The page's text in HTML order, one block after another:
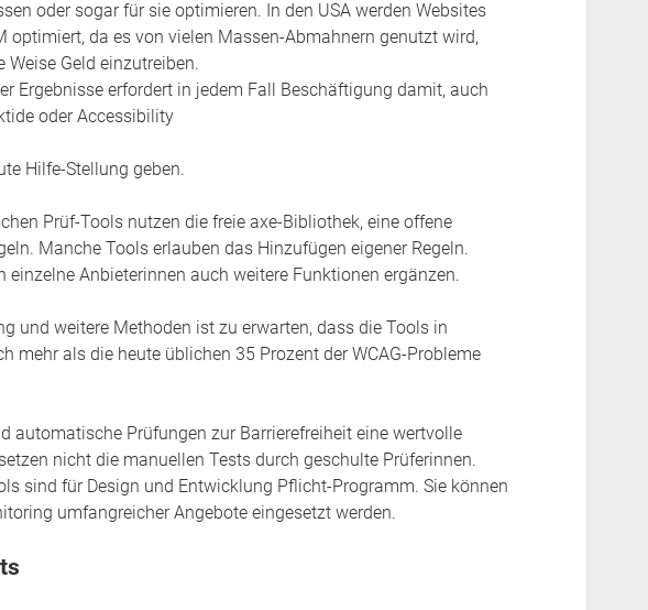
oder sogar für sie optimieren. In den USA werden Websites
optimiert, da es von vielen Massen-Abmahnern genutzt wird,
Geld einzutreiben.
Ergebnisse erfordert in jedem Fall Beschäftigung damit, auch
oder Accessibility
Hilfe-Stellung geben.
Prüf-Tools nutzen die freie axe-Bibliothek, eine offene
Manche Tools erlauben das Hinzufügen eigener Regeln.
einzelne Anbieterinnen auch weitere Funktionen ergänzen.
und weitere Methoden ist zu erwarten, dass die Tools in
mehr als die heute üblichen 35 Prozent der WCAG-Probleme
automatische Prüfungen zur Barrierefreiheit eine wertvolle
nicht die manuellen Tests durch geschulte Prüferinnen.
sind für Design und Entwicklung Pflicht-Programm. Sie können
umfangreicher Angebote eingesetzt werden.